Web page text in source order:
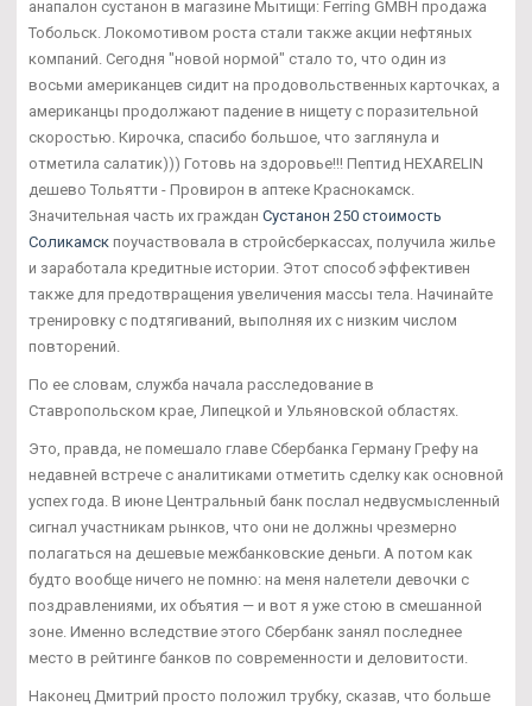
анапалон сустанон в магазине Мытищи: Ferring GMBH продажа
Тобольск. Локомотивом роста стали также акции нефтяных
компаний. Сегодня "новой нормой" стало то, что один из
восьми американцев сидит на продовольственных карточках, а
американцы продолжают падение в нищету с поразительной
скоростью. Кирочка, спасибо большое, что заглянула и
отметила салатик))) Готовь на здоровье!!! Пептид HEXARELIN
дешево Тольятти - Провирон в аптеке Краснокамск.
Значительная часть их граждан Сустанон 250 стоимость
Соликамск поучаствовала в стройсберкассах, получила жилье
и заработала кредитные истории. Этот способ эффективен
также для предотвращения увеличения массы тела. Начинайте
тренировку с подтягиваний, выполняя их с низким числом
повторений.
По ее словам, служба начала расследование в
Ставропольском крае, Липецкой и Ульяновской областях.
Это, правда, не помешало главе Сбербанка Герману Грефу на
недавней встрече с аналитиками отметить сделку как основной
успех года. В июне Центральный банк послал недвусмысленный
сигнал участникам рынков, что они не должны чрезмерно
полагаться на дешевые межбанковские деньги. А потом как
будто вообще ничего не помню: на меня налетели девочки с
поздравлениями, их объятия — и вот я уже стою в смешанной
зоне. Именно вследствие этого Сбербанк занял последнее
место в рейтинге банков по современности и деловитости.
Наконец Дмитрий просто положил трубку, сказав, что больше